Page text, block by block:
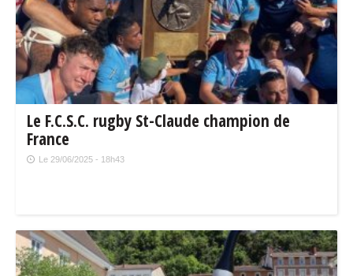
Le F.C.S.C. rugby St-Claude champion de
France
Le 29/06/2025 - 18h43